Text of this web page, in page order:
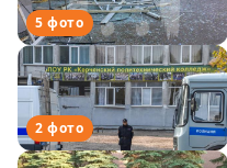
5 фото
2 фото